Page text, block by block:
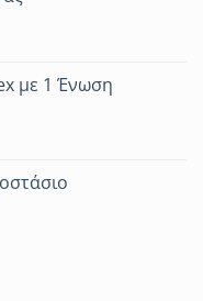
με 1 Ένωση